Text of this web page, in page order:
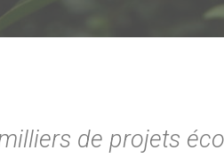
de projets